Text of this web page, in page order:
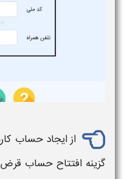
از ایجاد حساب
گزینه افتتاح حساب قرض